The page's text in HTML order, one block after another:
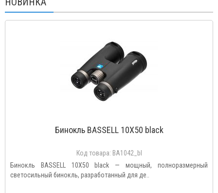
Бинокль BASSELL 10X50 black
Код товара: BA1042_bl
Бинокль BASSELL 10X50 black — мощный, полноразмерный
светосильный бинокль, разработанный для де..